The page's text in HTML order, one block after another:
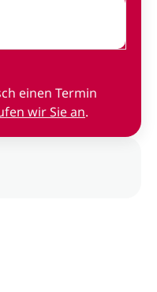
einen Termin
wir Sie an.